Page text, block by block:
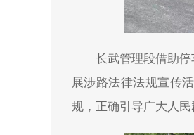
长武管理段借助
展涉路法律法规宣传
规，正确引导广大人民